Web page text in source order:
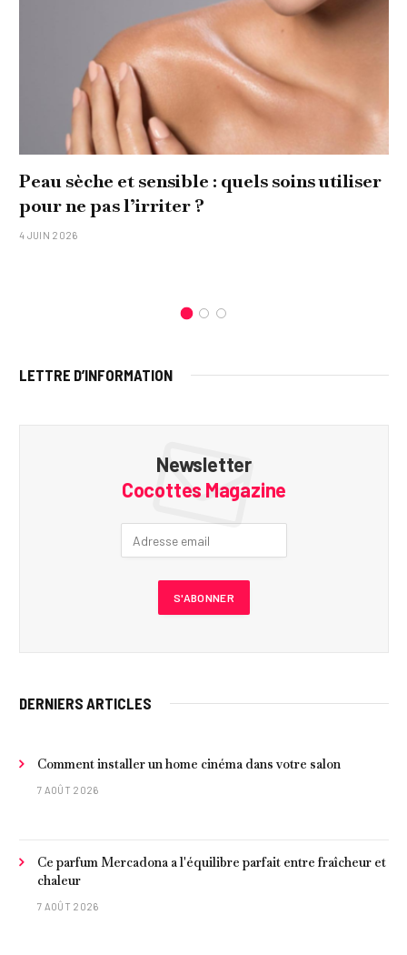
Peau sèche et sensible : quels soins utiliser
pour ne pas l’irriter ?
4 JUIN 2026
LETTRE D’INFORMATION
Newsletter
Cocottes Magazine
DERNIERS ARTICLES
Comment installer un home cinéma dans votre salon
7 AOÛT 2026
Ce parfum Mercadona a l'équilibre parfait entre fraîcheur et
chaleur
7 AOÛT 2026